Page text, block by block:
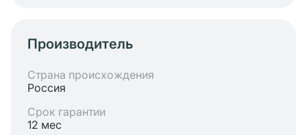
Производитель
Страна происхождения
Россия
Срок гарантии
12 мес